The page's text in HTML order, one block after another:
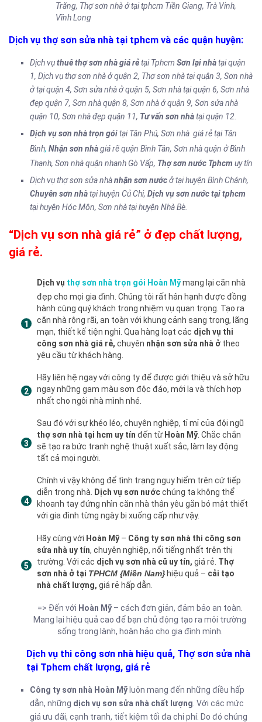
Trăng, Thợ sơn nhà ở tại tphcm Tiền Giang, Trà Vinh,
Vĩnh Long
Dịch vụ thợ sơn sửa nhà tại tphcm và các quận huyện:
Dịch vụthuê thợ sơn nhà giá rẻtại Tphcm Sơn lại nhàtại quận
1, Dịch vụ thợ sơn nhà ở quận 2, Thợ sơn nhà tại quận 3, Sơn nhà
ở tại quận 4, Sơn sửa nhà ở quận 5, Sơn nhà tại quận 6, Sơn nhà
đẹp quận 7, Sơn nhà quận 8, Sơn nhà ở quận 9, Sơn sửa nhà
quận 10, Sơn nhà đẹp quận 11, Tư vấn sơn nhàtại quận 12.
Dịch vụ sơn nhà trọn góitại Tân Phú, Sơn nhà giá rẻ tại Tân
Bình, Nhận sơn nhàgiá rẽ quận Bình Tân, Sơn nhà quận ở Bình
Thạnh, Sơn nhà quận nhanh Gò Vấp, Thợ sơn nước Tphcm uy tín
Dịch vụ thợ sơn sửa nhànhận sơn nướcở tại huyện Bình Chánh,
Chuyên sơn nhàtại huyện Củ Chi, Dịch vụ sơn nướctại tphcm
tại huyện Hóc Môn, Sơn nhà tại huyện Nhà Bè.
“Dịch vụ sơn nhà giá rẻ” ở đẹp chất lượng,
giá rẻ.
Dịch vụ thợ sơn nhà trọn gói Hoàn Mỹmang lại căn nhà
đẹp cho mọi gia đình. Chúng tôi rất hân hạnh được đồng
hành cùng quý khách trong nhiệm vụ quan trọng. Tạo ra
căn nhà rộng rãi, an toàn với khung cảnh sang trọng, lãng
mạn, thiết kế tiện nghi. Qua hàng loạt các dịch vụ thi
công sơn nhà giá rẻ, chuyên nhận sơn sửa nhà ở theo
yêu cầu từ khách hàng.
Hãy liên hệ ngay với công ty để được giới thiệu và sở hữu
ngay những gam màu sơn độc đáo, mới lạ và thích hợp
nhất cho ngôi nhà mình nhé.
Sau đó với sự khéo léo, chuyên nghiệp, tỉ mỉ của đội ngũ
thợ sơn nhà tại hcm uy tín đến từ Hoàn Mỹ. Chắc chắn
sẽ tạo ra bức tranh nghệ thuật xuất sắc, làm lay động
tất cả mọi người.
Chính vì vậy không để tình trạng nguy hiểm trên cứ tiếp
diễn trong nhà. Dịch vụ sơn nướcchúng ta không thể
khoanh tay đứng nhìn căn nhà thân yêu gắn bó mật thiết
với gia đình từng ngày bị xuống cấp như vậy.
Hãy cùng với Hoàn Mỹ– Công ty sơn nhà thi công sơn
sửa nhà uy tín, chuyên nghiệp, nổi tiếng nhất trên thị
trường. Với các dịch vụ sơn nhà cũ uy tín, giá rẻ. Thợ
sơn nhà ở tại TPHCM {Miền Nam}hiệu quả – cải tạo
nhà chất lượng, giá rẻ hấp dẫn.
=> Đến với Hoàn Mỹ– cách đơn giản, đảm bảo an toàn.
Mang lại hiệu quả cao để bạn chủ động tạo ra môi trường
sống trong lành, hoàn hảo cho gia đình mình.
Dịch vụ thi công sơn nhà hiệu quả, Thợ sơn sửa nhà
tại Tphcm chất lượng, giá rẻ
Công ty sơn nhà Hoàn Mỹluôn mang đến những điều hấp
dẫn, những dịch vụ sơn sửa nhà chất lượng . Với các mức
giá ưu đãi, cạnh tranh, tiết kiệm tối đa chi phí. Do đó chúng